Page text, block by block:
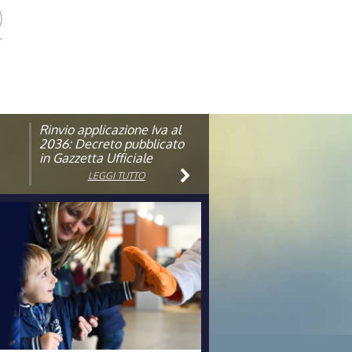
Rinvio applicazione Iva al
2036: Decreto pubblicato
in Gazzetta Ufficiale
LEGGI TUTTO
Visita veterinaria annuale
LEGGI TUTTO